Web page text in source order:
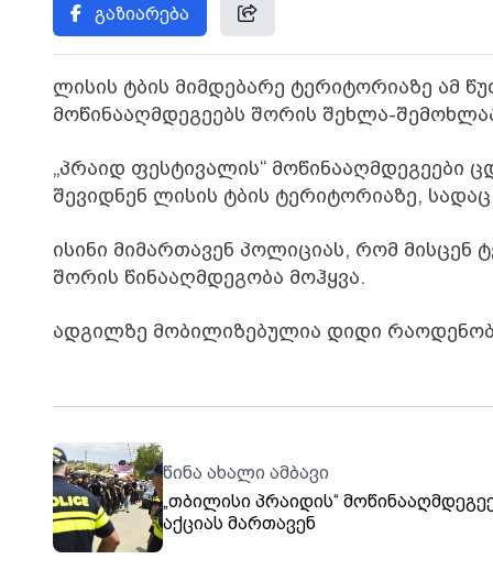
გაზიარება
ლისის ტბის მიმდებარე ტერიტორიაზე ამ
მოწინააღმდეგეებს შორის შეხლა-
„პრაიდ ფესტივალის“
შევიდნენ ლისის ტბის ტერიტორიაზე,
ისინი მიმართავენ პოლიციას, რომ მისცენ
შორის წინააღმდეგობა მოჰყვა.
ადგილზე მობილიზებულია დიდი
წინა ახალი ამბავი
„თბილისი პრაიდის“
აქციას მართავენ